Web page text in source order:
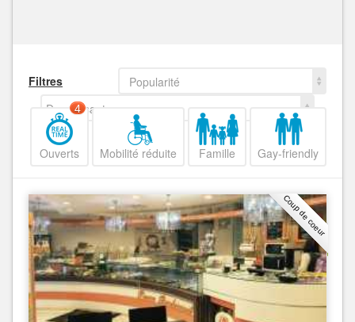
Filtres
Popularité
Decroissant
Ouverts
4
Mobilité réduite Famille Gay-friendly
Coup de coeur